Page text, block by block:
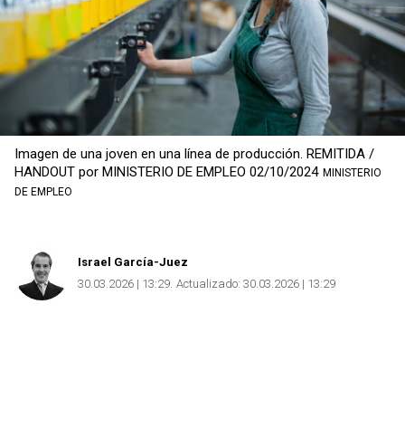
Imagen de una joven en una línea de producción. REMITIDA /
HANDOUT por MINISTERIO DE EMPLEO 02/10/2024 MINISTERIO
DE EMPLEO
Israel García-Juez
30.03.2026 | 13:29 Actualizado: 30.03.2026 | 13:29